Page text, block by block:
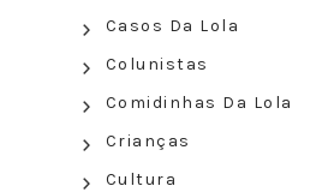
Casos Da Lola
Colunistas
Comidinhas Da Lola
Crianças
Cultura